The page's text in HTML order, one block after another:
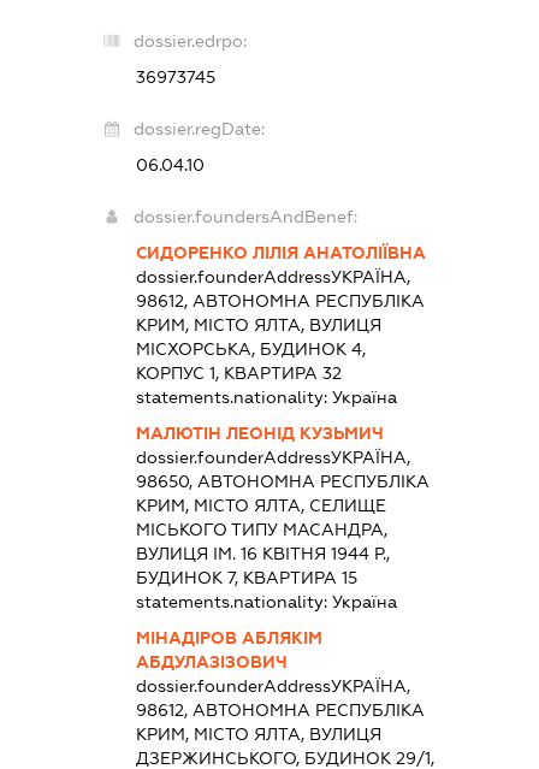
dossier.edrpo:
36973745
dossier.regDate:
06.04.10
dossier.foundersAndBenef:
СИДОРЕНКО ЛІЛІЯ АНАТОЛІЇВНА
dossier.founderAddressУКРАЇНА,
98612, АВТОНОМНА РЕСПУБЛІКА
КРИМ, МІСТО ЯЛТА, ВУЛИЦЯ
МІСХОРСЬКА, БУДИНОК 4,
КОРПУС 1, КВАРТИРА 32
statements.nationality: Україна
МАЛЮТІН ЛЕОНІД КУЗЬМИЧ
dossier.founderAddressУКРАЇНА,
98650, АВТОНОМНА РЕСПУБЛІКА
КРИМ, МІСТО ЯЛТА, СЕЛИЩЕ
МІСЬКОГО ТИПУ МАСАНДРА,
ВУЛИЦЯ ІМ. 16 КВІТНЯ 1944 Р.,
БУДИНОК 7, КВАРТИРА 15
statements.nationality: Україна
МІНАДІРОВ АБЛЯКІМ
АБДУЛАЗІЗОВИЧ
dossier.founderAddressУКРАЇНА,
98612, АВТОНОМНА РЕСПУБЛІКА
КРИМ, МІСТО ЯЛТА, ВУЛИЦЯ
ДЗЕРЖИНСЬКОГО, БУДИНОК 29/1,